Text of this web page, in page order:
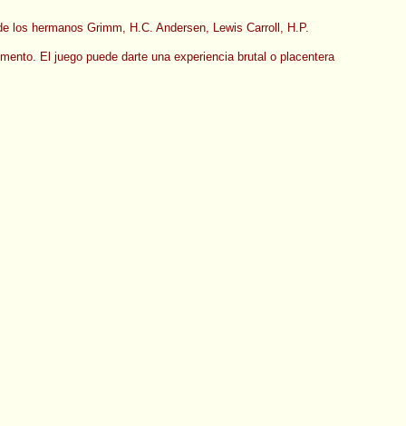
los hermanos Grimm, H.C. Andersen, Lewis Carroll, H.P.
El juego puede darte una experiencia brutal o placentera